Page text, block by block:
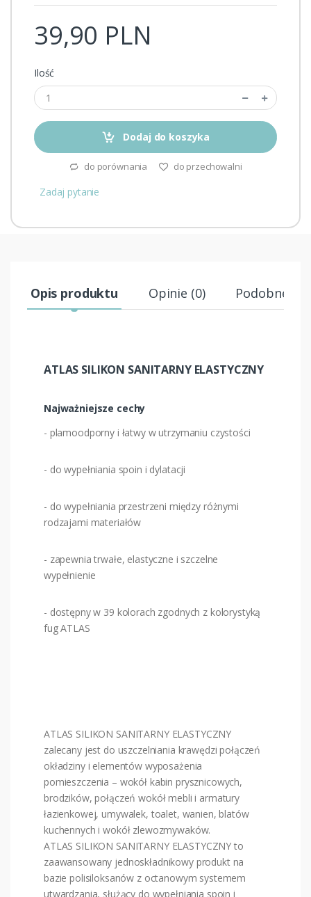
39,90 PLN
Ilość
Dodaj do koszyka
do porównania do przechowalni
Zadaj pytanie
Opis produktu Opinie (0) Podobne
ATLAS SILIKON SANITARNY ELASTYCZNY
Najważniejsze cechy
- plamoodporny i łatwy w utrzymaniu czystości
- do wypełniania spoin i dylatacji
- do wypełniania przestrzeni między różnymi
rodzajami materiałów
- zapewnia trwałe, elastyczne i szczelne
wypełnienie
- dostępny w 39 kolorach zgodnych z kolorystyką
fug ATLAS
ATLAS SILIKON SANITARNY ELASTYCZNY
zalecany jest do uszczelniania krawędzi połączeń
okładziny i elementów wyposażenia
pomieszczenia – wokół kabin prysznicowych,
brodzików, połączeń wokół mebli i armatury
łazienkowej, umywalek, toalet, wanien, blatów
kuchennych i wokół zlewozmywaków.
ATLAS SILIKON SANITARNY ELASTYCZNY to
zaawansowany jednoskładnikowy produkt na
bazie polisiloksanów z octanowym systemem
utwardzania, służący do wypełniania spoin i